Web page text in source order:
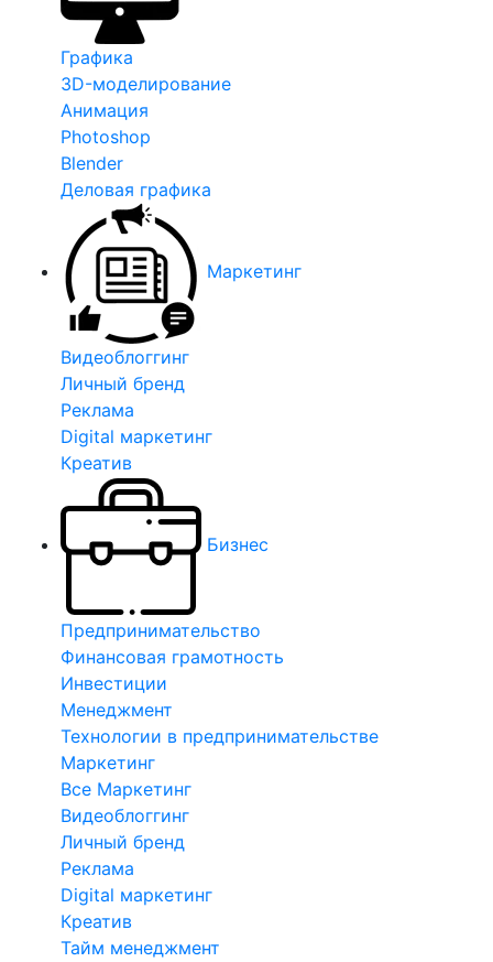
Графика
3D-моделирование
Анимация
Photoshop
Blender
Деловая графика
Маркетинг
Видеоблоггинг
Личный бренд
Реклама
Digital маркетинг
Креатив
Бизнес
Предпринимательство
Финансовая грамотность
Инвестиции
Менеджмент
Технологии в предпринимательстве
Маркетинг
Все Маркетинг
Видеоблоггинг
Личный бренд
Реклама
Digital маркетинг
Креатив
Тайм менеджмент